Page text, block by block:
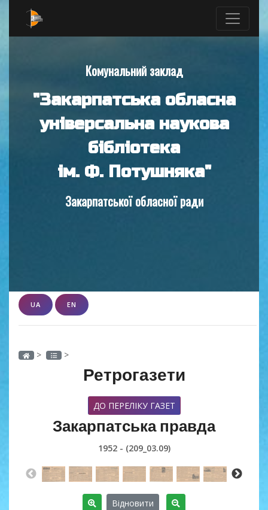
Комунальний заклад
"Закарпатська обласна
універсальна наукова
бібліотека
ім. Ф. Потушняка"
Закарпатської обласної ради
UA EN
> >
Ретрогазети
ДО ПЕРЕЛІКУ ГАЗЕТ
Закарпатська правда
1952 - (209_03.09)
Відновити